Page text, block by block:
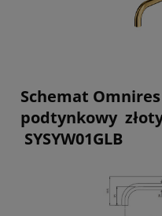
Schemat
podtynkowy
SYSYW01GLB